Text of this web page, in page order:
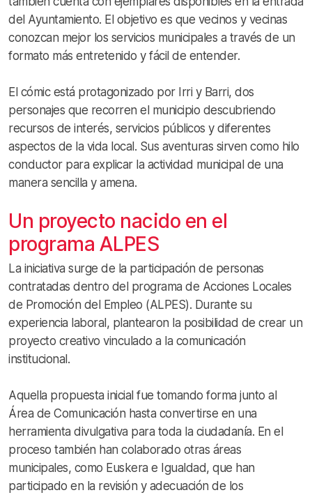
del Ayuntamiento. El objetivo es que vecinos y vecinas
conozcan mejor los servicios municipales a través de un
formato más entretenido y fácil de entender.
El cómic está protagonizado por Irri y Barri, dos
personajes que recorren el municipio descubriendo
recursos de interés, servicios públicos y diferentes
aspectos de la vida local. Sus aventuras sirven como hilo
conductor para explicar la actividad municipal de una
manera sencilla y amena.
Un proyecto nacido en el
programa ALPES
La iniciativa surge de la participación de personas
contratadas dentro del programa de Acciones Locales
de Promoción del Empleo (ALPES). Durante su
experiencia laboral, plantearon la posibilidad de crear un
proyecto creativo vinculado a la comunicación
institucional.
Aquella propuesta inicial fue tomando forma junto al
Área de Comunicación hasta convertirse en una
herramienta divulgativa para toda la ciudadanía. En el
proceso también han colaborado otras áreas
municipales, como Euskera e Igualdad, que han
participado en la revisión y adecuación de los